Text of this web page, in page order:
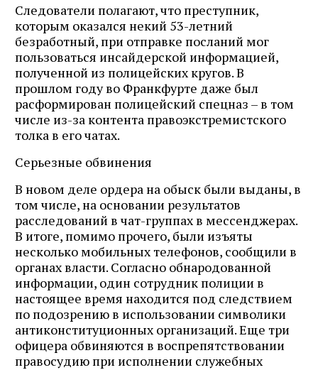
Следователи полагают, что преступник,
которым оказался некий 53-летний
безработный, при отправке посланий мог
пользоваться инсайдерской информацией,
полученной из полицейских кругов. В
прошлом году во Франкфурте даже был
расформирован полицейский спецназ – в том
числе из-за контента правоэкстремистского
толка в его чатах.
Серьезные обвинения
В новом деле ордера на обыск были выданы, в
том числе, на основании результатов
расследований в чат-группах в мессенджерах.
В итоге, помимо прочего, были изъяты
несколько мобильных телефонов, сообщили в
органах власти. Согласно обнародованной
информации, один сотрудник полиции в
настоящее время находится под следствием
по подозрению в использовании символики
антиконституционных организаций. Еще три
офицера обвиняются в воспрепятствовании
правосудию при исполнении служебных